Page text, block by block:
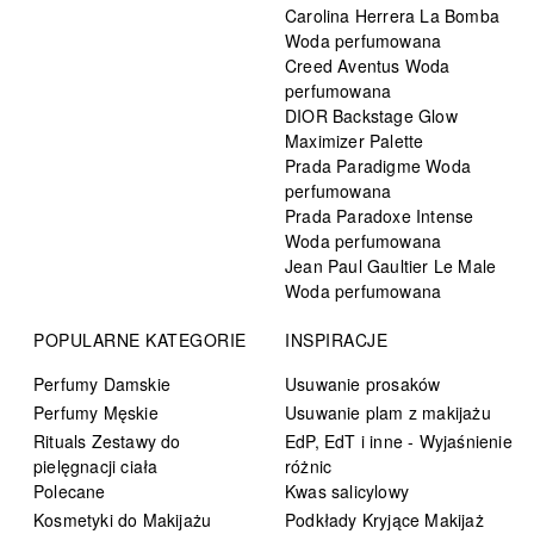
Carolina Herrera La Bomba
Woda perfumowana
Creed Aventus Woda
perfumowana
DIOR Backstage Glow
Maximizer Palette
Prada Paradigme Woda
perfumowana
Prada Paradoxe Intense
Woda perfumowana
Jean Paul Gaultier Le Male
Woda perfumowana
POPULARNE KATEGORIE
Perfumy Damskie
Perfumy Męskie
Rituals Zestawy do
pielęgnacji ciała
Polecane
Kosmetyki do Makijażu
INSPIRACJE
Usuwanie prosaków
Usuwanie plam z makijażu
EdP, EdT i inne - Wyjaśnienie
różnic
Kwas salicylowy
Podkłady Kryjące Makijaż